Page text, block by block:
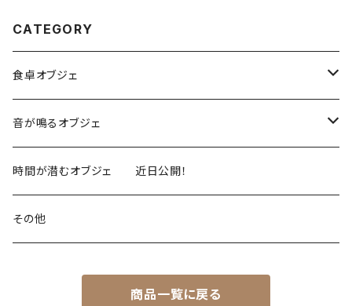
CATEGORY
食卓オブジェ
上げ下げが優雅
音が鳴るオブジェ
チェンジ 単音で音の高さが変わるカスタネット
マルチ 和音カスタネット
時間が潜むオブジェ 近日公開！
その他
商品一覧に戻る